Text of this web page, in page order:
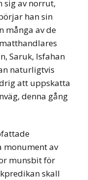
sig av norrut,
han sin
många av de
Saruk, Isfahan
naturligtvis
att uppskatta
denna gång
monument av
munsbit för
skall